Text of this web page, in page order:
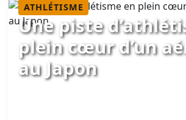
ATHLÉTISME
Une piste
plein cœur d’un
au Japon